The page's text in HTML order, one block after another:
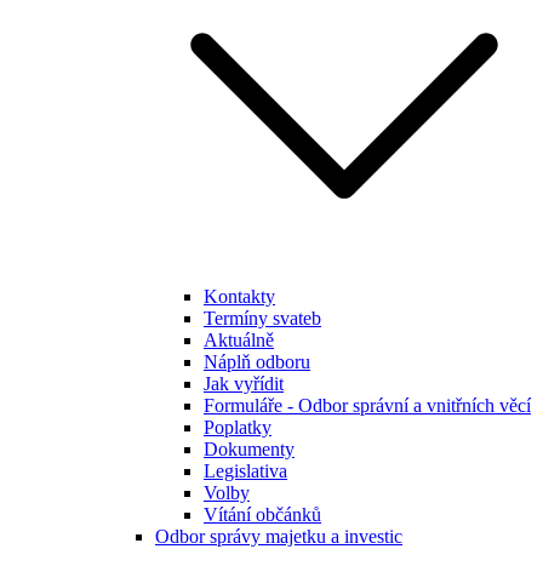
Kontakty
Termíny svateb
Aktuálně
Náplň odboru
Jak vyřídit
Formuláře - Odbor správní a vnitřních věcí
Poplatky
Dokumenty
Legislativa
Volby
Vítání občánků
Odbor správy majetku a investic